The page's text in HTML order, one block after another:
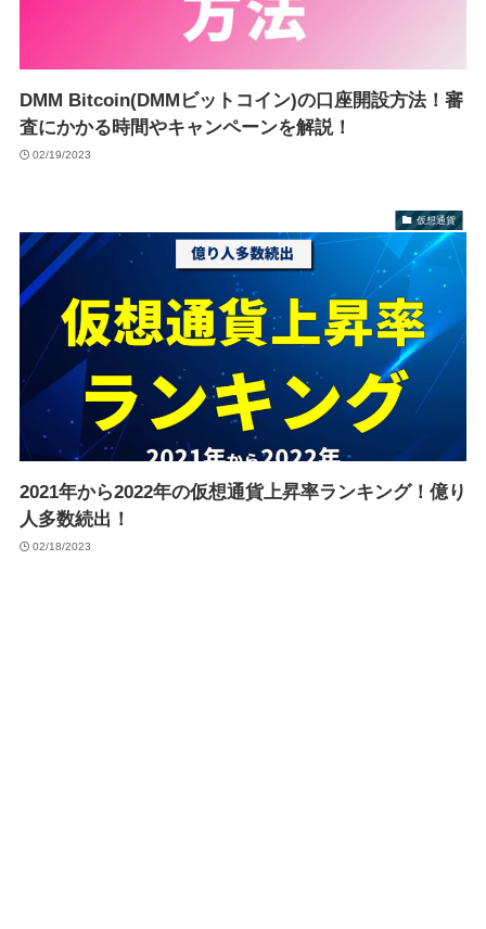
DMM Bitcoin(DMMビットコイン)の口座開設方法！審
査にかかる時間やキャンペーンを解説！
02/19/2023
仮想通貨
2021年から2022年の仮想通貨上昇率ランキング！億り
人多数続出！
02/18/2023